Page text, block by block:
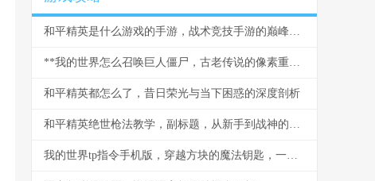
和平精英是什么游戏的手游，战术竞技手游的巅峰之作
**我的世界怎么召唤巨人僵尸，古老传说的像素重现**
和平精英都怎么了，昔日荣光与当下困惑的深度剖析
和平精英绝世枪法教学，副标题，从新手到战神的精准之道
我的世界tp指令手机版，穿越方块的魔法钥匙，一段关于空间与创造的奇幻之旅